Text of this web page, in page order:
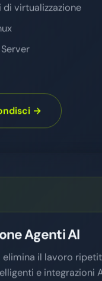
di virtualizzazione
→
Agenti AI
elimina il lavoro
e integrazioni